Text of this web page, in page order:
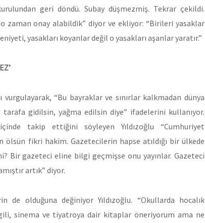
geri döndü. Subay düşmezmiş. Tekrar çekildi.
zaman onay alabildik” diyor ve ekliyor: “Birileri yasaklar
yasakları koyanlar değil o yasakları aşanlar yaratır.”
vurgulayarak, “Bu bayraklar ve sınırlar kalkmadan dünya
gidilsin, yağma edilsin diye” ifadelerini kullanıyor.
takip ettiğini söyleyen Yıldızoğlu “Cumhuriyet
fikri hakim. Gazetecilerin hapse atıldığı bir ülkede
Bir gazeteci eline bilgi geçmişse onu yayınlar. Gazeteci
artık” diyor.
de olduğuna değiniyor Yıldızoğlu. “Okullarda hocalık
sinema ve tiyatroya dair kitaplar öneriyorum ama ne